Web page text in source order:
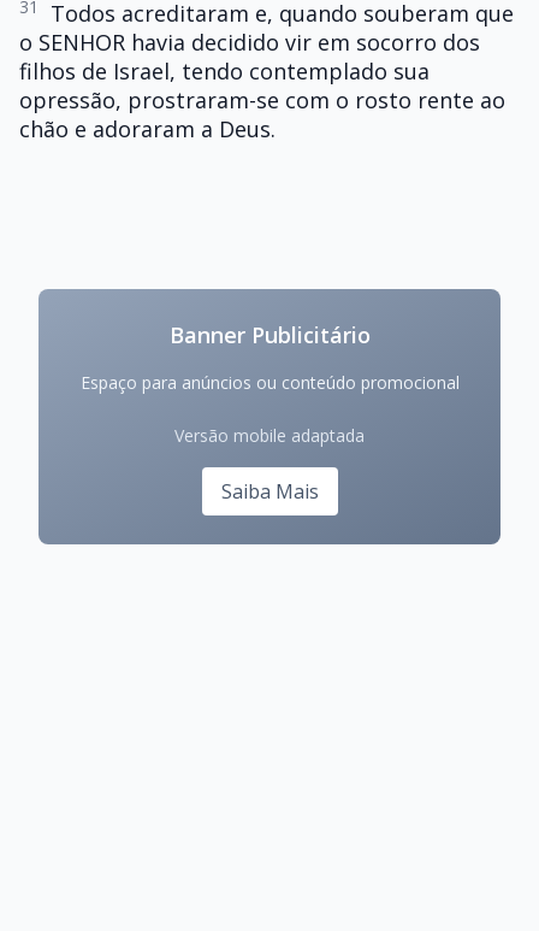
31
Todos acreditaram e, quando souberam que
o SENHOR havia decidido vir em socorro dos
filhos de Israel, tendo contemplado sua
opressão, prostraram-se com o rosto rente ao
chão e adoraram a Deus.
Banner Publicitário
Espaço para anúncios ou conteúdo promocional
Versão mobile adaptada
Saiba Mais